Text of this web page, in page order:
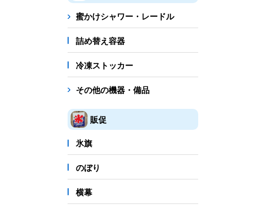
蜜かけシャワー・レードル
詰め替え容器
冷凍ストッカー
その他の機器・備品
販促
氷旗
のぼり
横幕